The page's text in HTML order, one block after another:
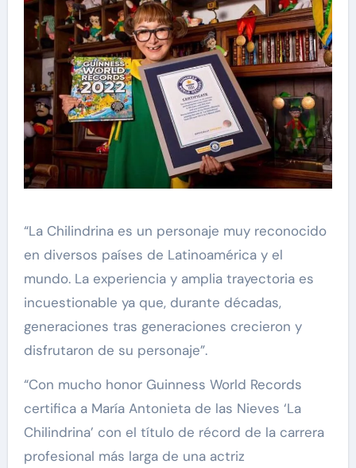
“La Chilindrina es un personaje muy reconocido
en diversos países de Latinoamérica y el
mundo. La experiencia y amplia trayectoria es
incuestionable ya que, durante décadas,
generaciones tras generaciones crecieron y
disfrutaron de su personaje”.
“Con mucho honor Guinness World Records
certifica a María Antonieta de las Nieves ‘La
Chilindrina’ con el título de récord de la carrera
profesional más larga de una actriz